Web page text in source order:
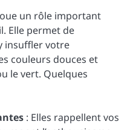
un rôle important
Elle permet de
insuffler votre
couleurs douces et
le vert. Quelques
: Elles rappellent vos